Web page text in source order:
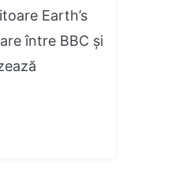
Earth’s
între BBC și